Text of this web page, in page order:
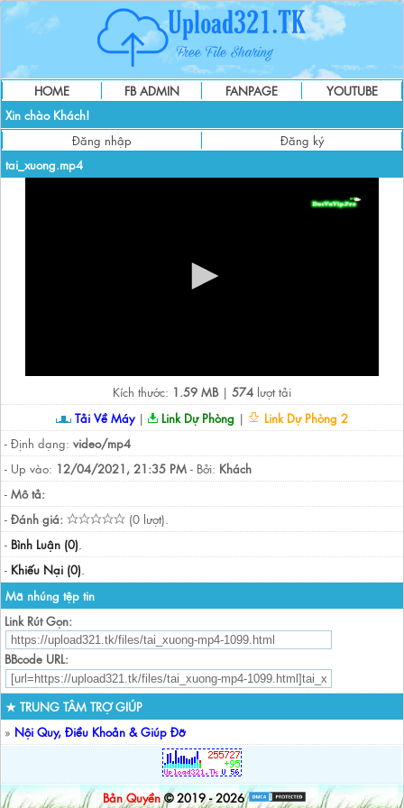
HOME FB ADMIN FANPAGE
YOUTUBE
Xin chào Khách!
Đăng nhập
Đăng ký
tai_xuong.mp4
Kích thước: 1.59 MB| 574 lượt tải
Tải Về Máy| Link Dự Phòng |
Link Dự Phòng 2
- Định dạng: video/mp4
- Up vào: 12/04/2021, 21:35 PM - Bởi: Khách
- Mô tả:
- Đánh giá:
(0 lượt).
- Bình Luận (0).
- Khiếu Nại (0).
Mã nhúng tệp tin
Link Rút Gọn:
BBcode URL:
★ TRUNG TÂM TRỢ GIÚP
» Nội Quy, Điều Khoản & Giúp Đỡ
Bản Quyền © 2019 - 2026